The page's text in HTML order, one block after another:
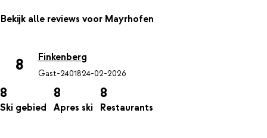
Bekijk alle reviews voor Mayrhofen
8 Finkenberg
Gast-2401824-02-2026
8
Ski gebied
8
Apres ski
8
Restaurants